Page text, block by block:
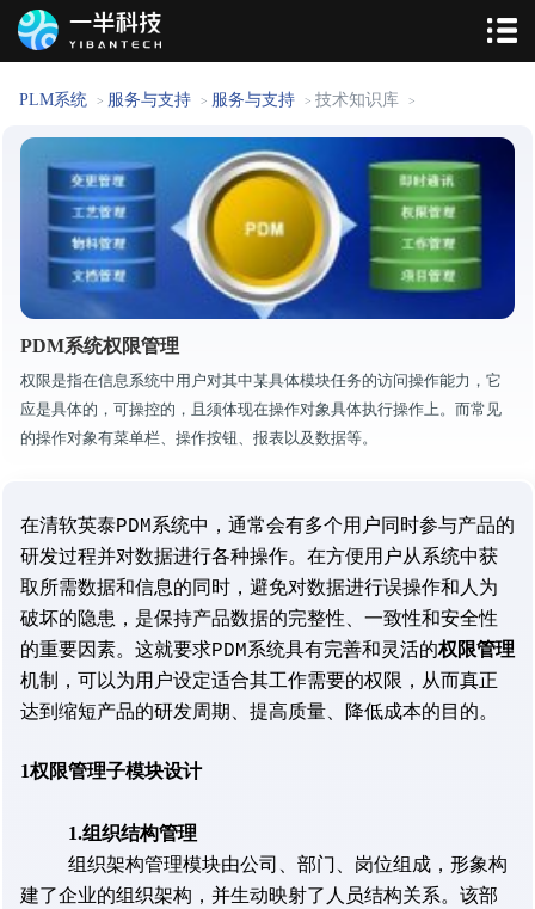
PLM系统 > 服务与支持 > 服务与支持 > 技术知识库 >
PDM系统权限管理
权限是指在信息系统中用户对其中某具体模块任务的访问操作能力，它
应是具体的，可操控的，且须体现在操作对象具体执行操作上。而常见
的操作对象有菜单栏、操作按钮、报表以及数据等。
在清软英泰PDM系统中，通常会有多个用户同时参与产品的
研发过程并对数据进行各种操作。在方便用户从系统中获
取所需数据和信息的同时，避免对数据进行误操作和人为
破坏的隐患，是保持产品数据的完整性、一致性和安全性
的重要因素。这就要求PDM系统具有完善和灵活的权限管理
机制，可以为用户设定适合其工作需要的权限，从而真正
达到缩短产品的研发周期、提高质量、降低成本的目的。
1权限管理子模块设计
1.组织结构管理
组织架构管理模块由公司、部门、岗位组成，形象构
建了企业的组织架构，并生动映射了人员结构关系。该部